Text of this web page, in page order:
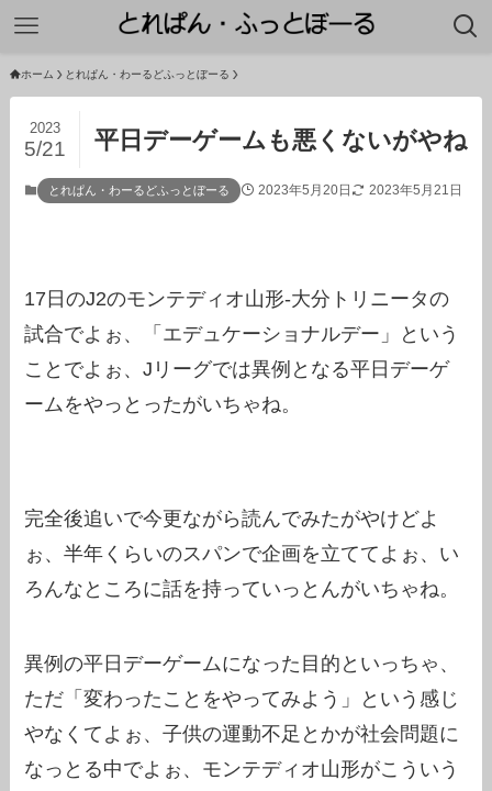
ホーム とれぱん・わーるどふっとぼーる
平日デーゲームも悪くないがやね
2023
5/21
とれぱん・わーるどふっとぼーる 2023年5月20日 2023年5月21日
17日のJ2のモンテディオ山形-大分トリニータの
試合でよぉ、「エデュケーショナルデー」という
ことでよぉ、Jリーグでは異例となる平日デーゲ
ームをやっとったがいちゃね。
完全後追いで今更ながら読んでみたがやけどよ
ぉ、半年くらいのスパンで企画を立ててよぉ、い
ろんなところに話を持っていっとんがいちゃね。
異例の平日デーゲームになった目的といっちゃ、
ただ「変わったことをやってみよう」という感じ
やなくてよぉ、子供の運動不足とかが社会問題に
なっとる中でよぉ、モンテディオ山形がこういう